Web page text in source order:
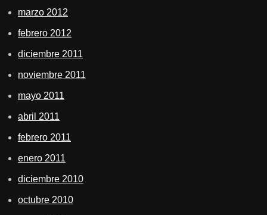
marzo 2012
febrero 2012
diciembre 2011
noviembre 2011
mayo 2011
abril 2011
febrero 2011
enero 2011
diciembre 2010
octubre 2010